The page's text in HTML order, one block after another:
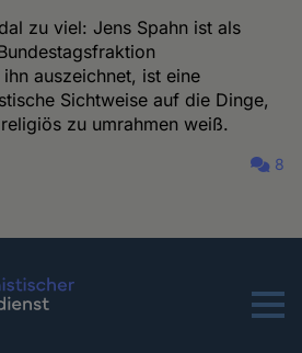
zu viel: Jens Spahn ist als
auszeichnet, ist eine
Sichtweise auf die Dinge,
zu umrahmen weiß.
8
Menu